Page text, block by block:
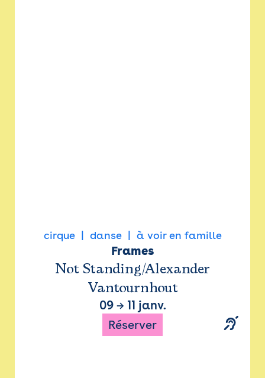
cirque danse à voir en famille
Frames
Not Standing/Alexander
Vantournhout
09→ 11 janv.
Réserver